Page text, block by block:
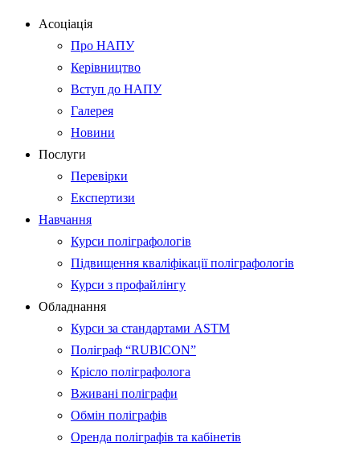
Асоціація
Про НАПУ
Керівництво
Вступ до НАПУ
Галерея
Новини
Послуги
Перевірки
Експертизи
Навчання
Курси поліграфологів
Підвищення кваліфікації поліграфологів
Курси з профайлінгу
Обладнання
Курси за стандартами ASTM
Поліграф “RUBICON”
Крісло поліграфолога
Вживані поліграфи
Обмін поліграфів
Оренда поліграфів та кабінетів